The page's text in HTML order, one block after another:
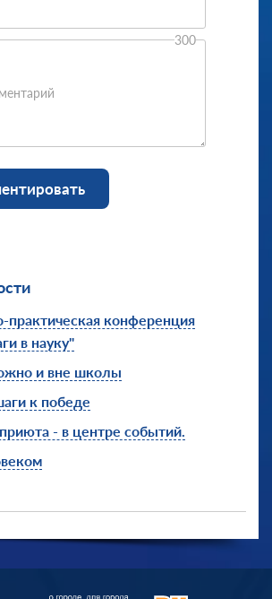
300
практическая конференция
в науку"
и вне школы
к победе
- в центре событий.